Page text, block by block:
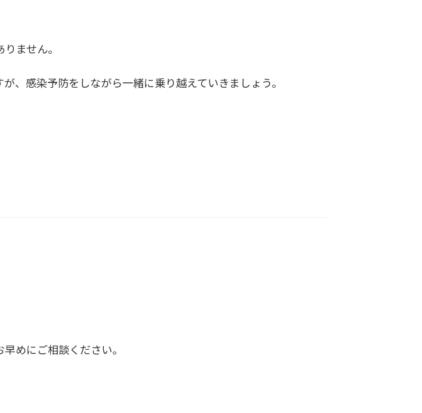
ません。
、感染予防をしながら一緒に乗り越えていきましょう。
めにご相談ください。